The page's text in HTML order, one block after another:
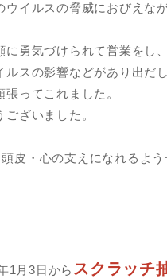
イルスの脅威におびえな
勇気づけられて営業をし
スの影響などがあり出だ
ってこれました。
ざいました。
皮・心の支えになれるよ
1月3日から スクラッチ